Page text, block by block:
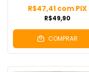
R$49,90
R$47,41 com PIX
COMPRAR